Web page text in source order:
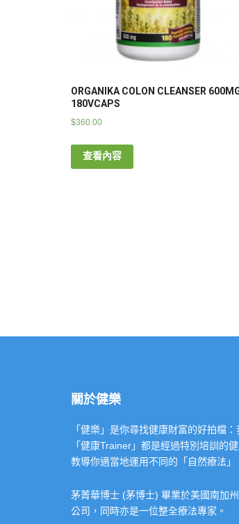
ORGANIKA COLON CLEANSER
180VCAPS
$360.00
查看內容
關於健樂
「健樂」是你尋找健康財富的好拍檔
「健康Trainer」都是經過特別培訓的
教導你適當地運用不同的「自然療法
茅菁華博士 (茅博士) 畢業於美國南加
公司，同時亦是一位整全療法專家。